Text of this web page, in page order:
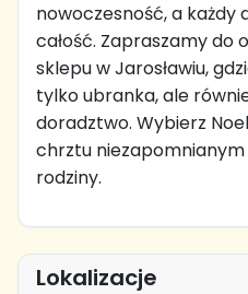
nowoczesność, a
całość. Zapraszamy do
sklepu w Jarosławiu,
tylko ubranka, ale
doradztwo. Wybierz
chrztu niezapomnianym
rodziny.
Lokalizacje